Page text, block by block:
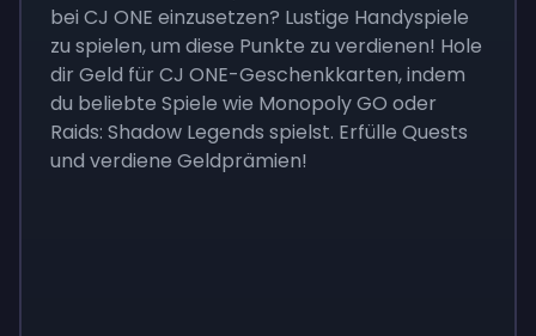
bei CJ ONE einzusetzen? Lustige Handyspiele
zu spielen, um diese Punkte zu verdienen! Hole
dir Geld für CJ ONE-Geschenkkarten, indem
du beliebte Spiele wie Monopoly GO oder
Raids: Shadow Legends spielst. Erfülle Quests
und verdiene Geldprämien!